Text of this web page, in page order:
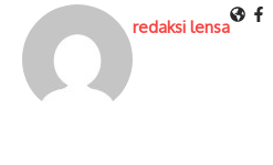
redaksi lensa